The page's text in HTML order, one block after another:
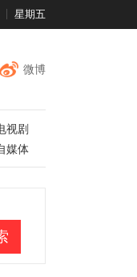
星期五
微博
视剧
媒体